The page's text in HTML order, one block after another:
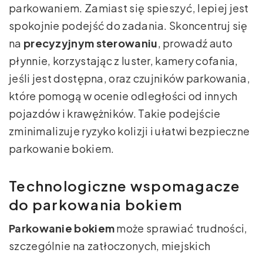
parkowaniem. Zamiast się spieszyć, lepiej jest
spokojnie podejść do zadania. Skoncentruj się
na precyzyjnym sterowaniu, prowadź auto
płynnie, korzystając z luster, kamery cofania,
jeśli jest dostępna, oraz czujników parkowania,
które pomogą w ocenie odległości od innych
pojazdów i krawężników. Takie podejście
zminimalizuje ryzyko kolizji i ułatwi bezpieczne
parkowanie bokiem.
Technologiczne wspomagacze
do parkowania bokiem
Parkowanie bokiemmoże sprawiać trudności,
szczególnie na zatłoczonych, miejskich